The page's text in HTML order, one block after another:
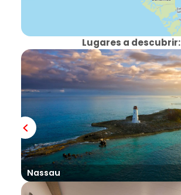
Lugares a descubrir:
Nassau